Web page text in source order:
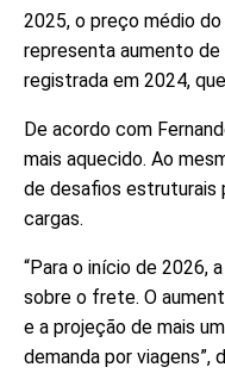
2025, o preço médio
representa aumento de
registrada em 2024,
De acordo com
mais aquecido. Ao
de desafios estruturais
cargas.
“Para o início de 2026,
sobre o frete. O
e a projeção de mais
demanda por viagens”,